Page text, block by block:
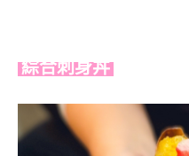
綜合刺身丼